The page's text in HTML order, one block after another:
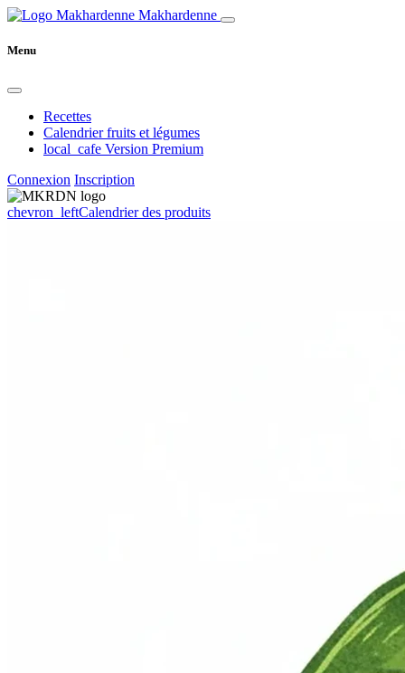
Makhardenne
Menu
Recettes
Calendrier fruits et légumes
local_cafe Version Premium
Connexion Inscription
chevron_leftCalendrier des produits